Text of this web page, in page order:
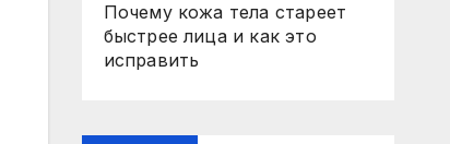
Почему кожа тела стареет
быстрее лица и как это
исправить